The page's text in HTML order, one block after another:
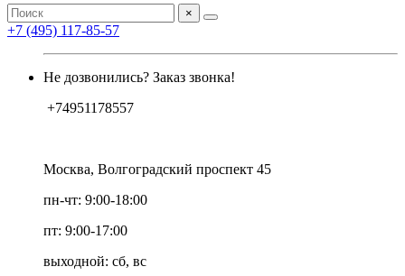
×
+7 (495) 117-85-57
Не дозвонились? Заказ звонка!
+74951178557
Москва, Волгоградский проспект 45
пн-чт: 9:00-18:00
пт: 9:00-17:00
выходной: сб, вс